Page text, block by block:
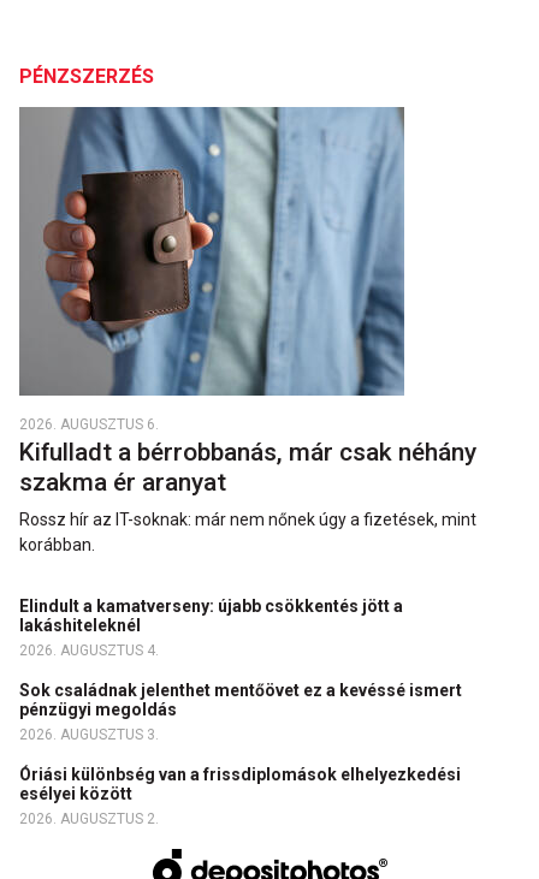
PÉNZSZERZÉS
2026. AUGUSZTUS 6.
Kifulladt a bérrobbanás, már csak néhány
szakma ér aranyat
Rossz hír az IT-soknak: már nem nőnek úgy a fizetések, mint
korábban.
Elindult a kamatverseny: újabb csökkentés jött a
lakáshiteleknél
2026. AUGUSZTUS 4.
Sok családnak jelenthet mentőövet ez a kevéssé ismert
pénzügyi megoldás
2026. AUGUSZTUS 3.
Óriási különbség van a frissdiplomások elhelyezkedési
esélyei között
2026. AUGUSZTUS 2.